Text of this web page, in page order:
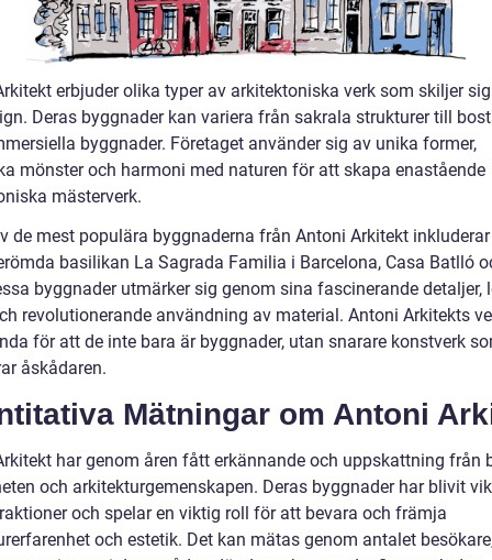
erbjuder olika typer av arkitektoniska verk som skiljer
Deras byggnader kan variera från sakrala strukturer till
byggnader. Företaget använder sig av unika former,
mönster och harmoni med naturen för att skapa enastående
mästerverk.
de mest populära byggnaderna från Antoni Arkitekt
basilikan La Sagrada Familia i Barcelona, Casa Batlló
byggnader utmärker sig genom sina fascinerande detaljer,
revolutionerande användning av material. Antoni Arkitekts
för att de inte bara är byggnader, utan snarare konstverk
åskådaren.
Mätningar om Antoni
har genom åren fått erkännande och uppskattning från
och arkitekturgemenskapen. Deras byggnader har blivit
och spelar en viktig roll för att bevara och främja
och estetik. Det kan mätas genom antalet